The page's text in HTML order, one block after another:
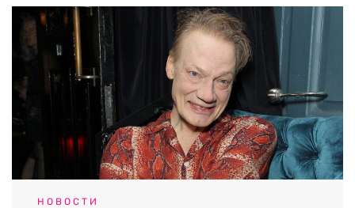
НОВОСТИ